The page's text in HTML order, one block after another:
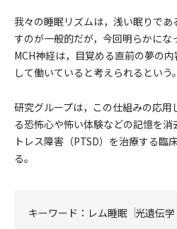
我々の睡眠リズムは，浅い眠りで
すのが一般的だが，今回明らかにな
MCH神経は，目覚める直前の夢の
して働いていると考えられるという。
研究グループは，この仕組みの応用
る恐怖心や怖い体験などの記憶を
トレス障害（PTSD）を治療する臨
る。
キーワード： レム睡眠 光遺伝学